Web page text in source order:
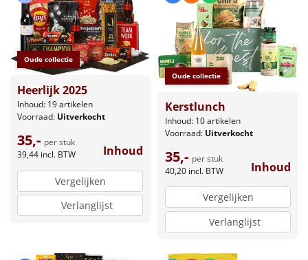
Oude collectie
Heerlijk 2025
Inhoud: 19 artikelen
Voorraad: Uitverkocht
35,- per stuk
39,44 incl. BTW Inhoud
Vergelijken
Verlanglijst
Oude collectie
Kerstlunch
Inhoud: 10 artikelen
Voorraad: Uitverkocht
35,- per stuk
40,20 incl. BTW Inhoud
Vergelijken
Verlanglijst